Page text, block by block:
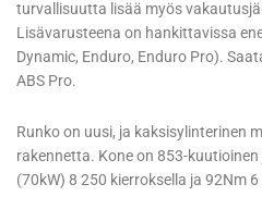
turvallisuutta lisää myös
Lisävarusteena on hankittavissa
Dynamic, Enduro, Enduro Pro).
ABS Pro.
Runko on uusi, ja kaksisylinterinen
rakennetta. Kone on 853-
(70kW) 8 250 kierroksella ja 92Nm